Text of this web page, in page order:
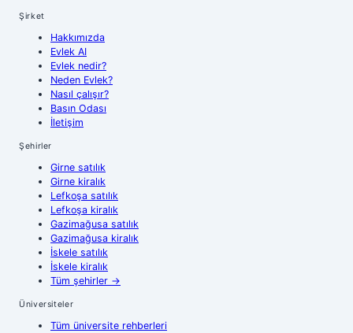
Şirket
Hakkımızda
Evlek AI
Evlek nedir?
Neden Evlek?
Nasıl çalışır?
Basın Odası
İletişim
Şehirler
Girne satılık
Girne kiralık
Lefkoşa satılık
Lefkoşa kiralık
Gazimağusa satılık
Gazimağusa kiralık
İskele satılık
İskele kiralık
Tüm şehirler →
Üniversiteler
Tüm üniversite rehberleri